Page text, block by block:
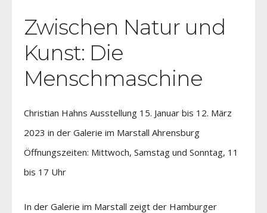
Zwischen Natur und
Kunst: Die
Menschmaschine
Christian Hahns Ausstellung 15. Januar bis 12. März
2023 in der Galerie im Marstall Ahrensburg
Öffnungszeiten: Mittwoch, Samstag und Sonntag, 11
bis 17 Uhr
In der Galerie im Marstall zeigt der Hamburger